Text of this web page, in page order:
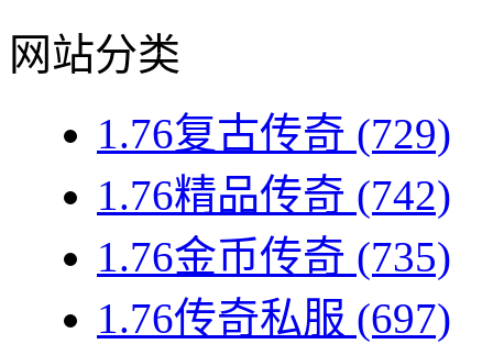
网站分类
1.76复古传奇 (729)
1.76精品传奇 (742)
1.76金币传奇 (735)
1.76传奇私服 (697)